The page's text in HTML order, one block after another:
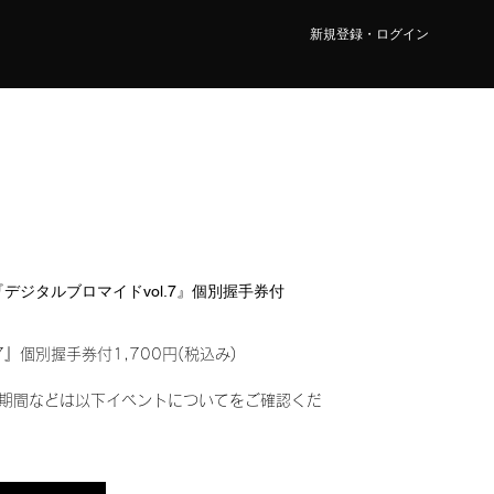
新規登録・ログイン
デジタルブロマイドvol.7』個別握手券付
』個別握手券付1,700円(税込み)
間などは以下イベントについてをご確認くだ